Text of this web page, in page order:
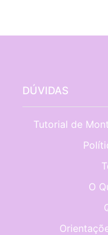
DÚVIDAS
Tutorial de
O